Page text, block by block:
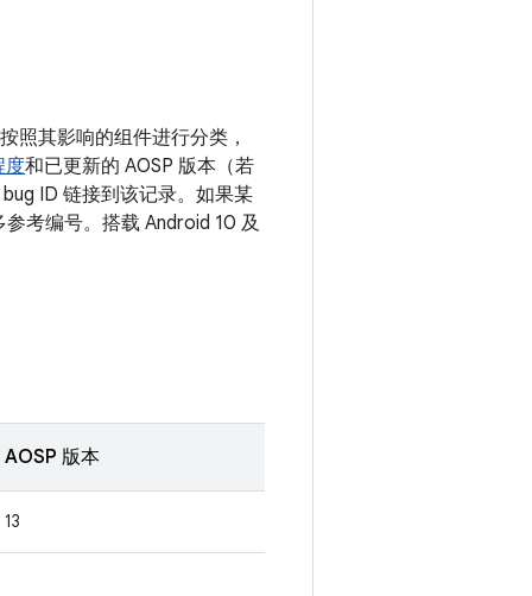
照其影响的组件进行分类，
度和已更新的 AOSP 版本（若
ID 链接到该记录。如果某
考编号。搭载 Android 10 及
AOSP 版本
13